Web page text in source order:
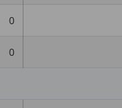
0
0